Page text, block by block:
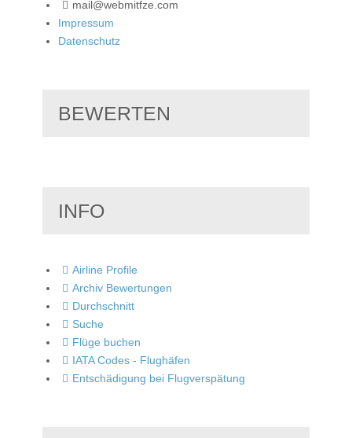
mail@webmitfze.com
Impressum
Datenschutz
BEWERTEN
INFO
Airline Profile
Archiv Bewertungen
Durchschnitt
Suche
Flüge buchen
IATA Codes - Flughäfen
Entschädigung bei Flugverspätung